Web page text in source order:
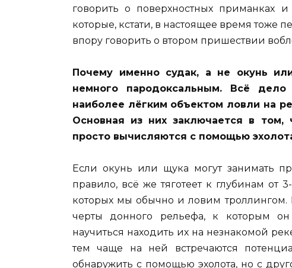
говорить о поверхностных приманках
которые, кстати, в настоящее время тоже
впору говорить о втором пришествии
Почему именно судак, а не окунь
немного пародоксальным. Всё
наиболее лёгким объектом ловли на
Основная из них заключается в том,
просто вычисляются с помощью
Если окунь или щука могут занимать
правило, всё же тяготеет к глубинам от
которых мы обычно и ловим
черты донного рельефа, к которым
научиться находить их на незнакомой
тем чаще на ней встречаются
обнаружить с помощью эхолота, но с